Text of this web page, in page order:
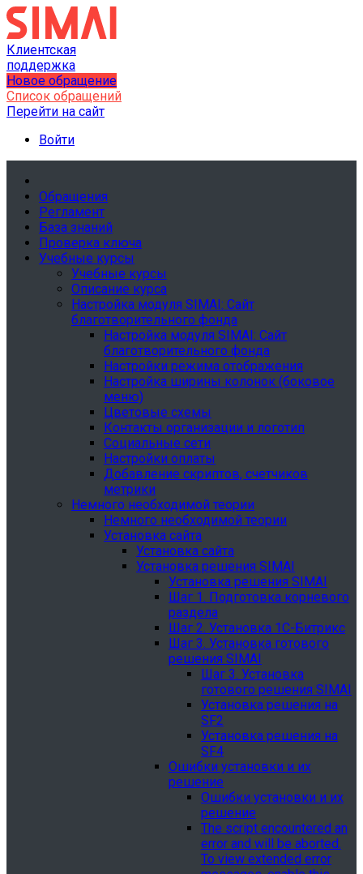
Клиентская
поддержка
Новое обращение
Список обращений
Перейти на сайт
Войти
Обращения
Регламент
База знаний
Проверка ключа
Учебные курсы
Учебные курсы
Описание курса
Настройка модуля SIMAI: Сайт
благотворительного фонда
Настройка модуля SIMAI: Сайт
благотворительного фонда
Настройки режима отображения
Настройка ширины колонок (боковое
меню)
Цветовые схемы
Контакты организации и логотип
Социальные сети
Настройки оплаты
Добавление скриптов, счетчиков
метрики
Немного необходимой теории
Немного необходимой теории
Установка сайта
Установка сайта
Установка решения SIMAI
Установка решения SIMAI
Шаг 1. Подготовка корневого
раздела
Шаг 2. Установка 1С-Битрикс
Шаг 3. Установка готового
решения SIMAI
Шаг 3. Установка
готового решения SIMAI
Установка решения на
SF2
Установка решения на
SF4
Ошибки установки и их
решение
Ошибки установки и их
решение
The script encountered an
error and will be aborted.
To view extended error